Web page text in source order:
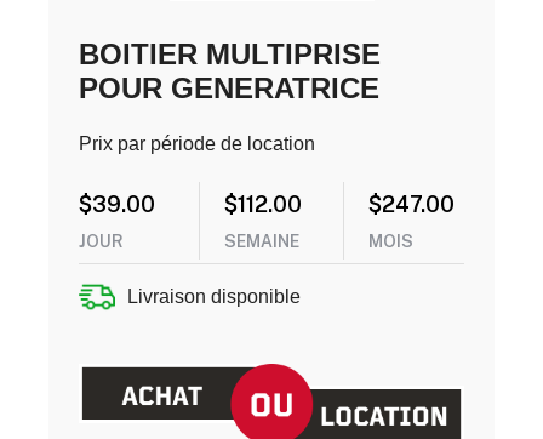
BOITIER MULTIPRISE
POUR GENERATRICE
Prix par période de location
$39.00
JOUR
$112.00
SEMAINE
$247.00
MOIS
Livraison disponible